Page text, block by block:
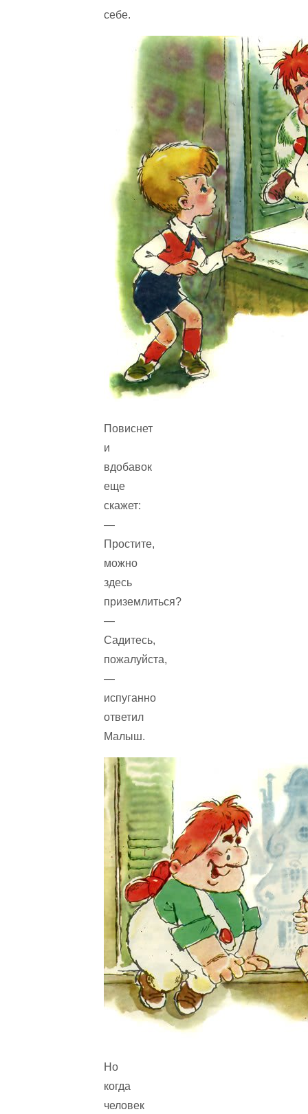
себе.
Повиснет
и
вдобавок
еще
скажет:
—
Простите,
можно
здесь
приземлиться?
—
Садитесь,
пожалуйста,
—
испуганно
ответил
Малыш.
Но
когда
человек